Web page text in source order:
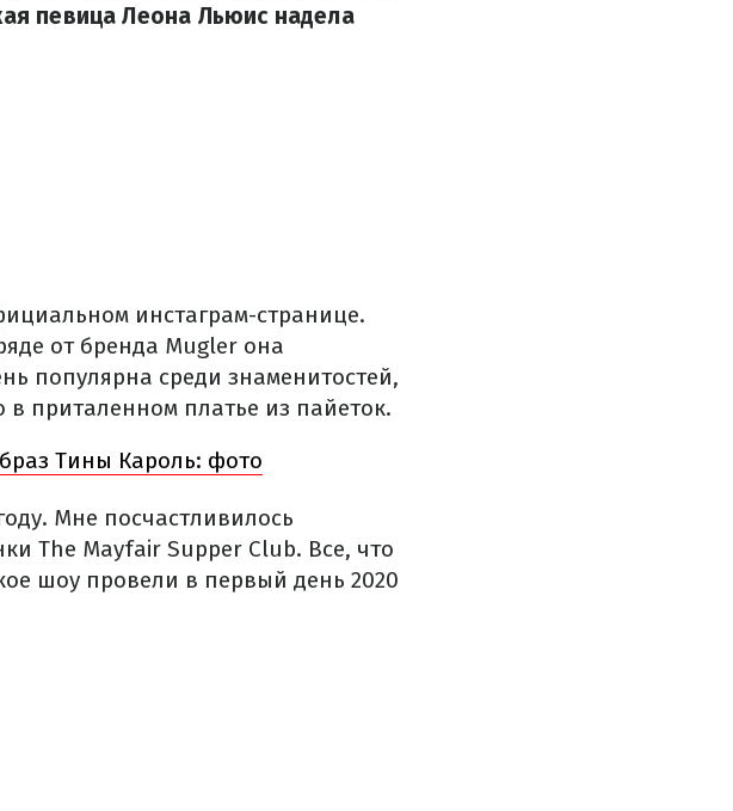
певица Леона Льюис надела
инстаграм-странице.
от бренда Mugler она
популярна среди знаменитостей,
в приталенном платье из пайеток.
Тины Кароль: фото
Мне посчастливилось
The Mayfair Supper Club. Все, что
шоу провели в первый день 2020